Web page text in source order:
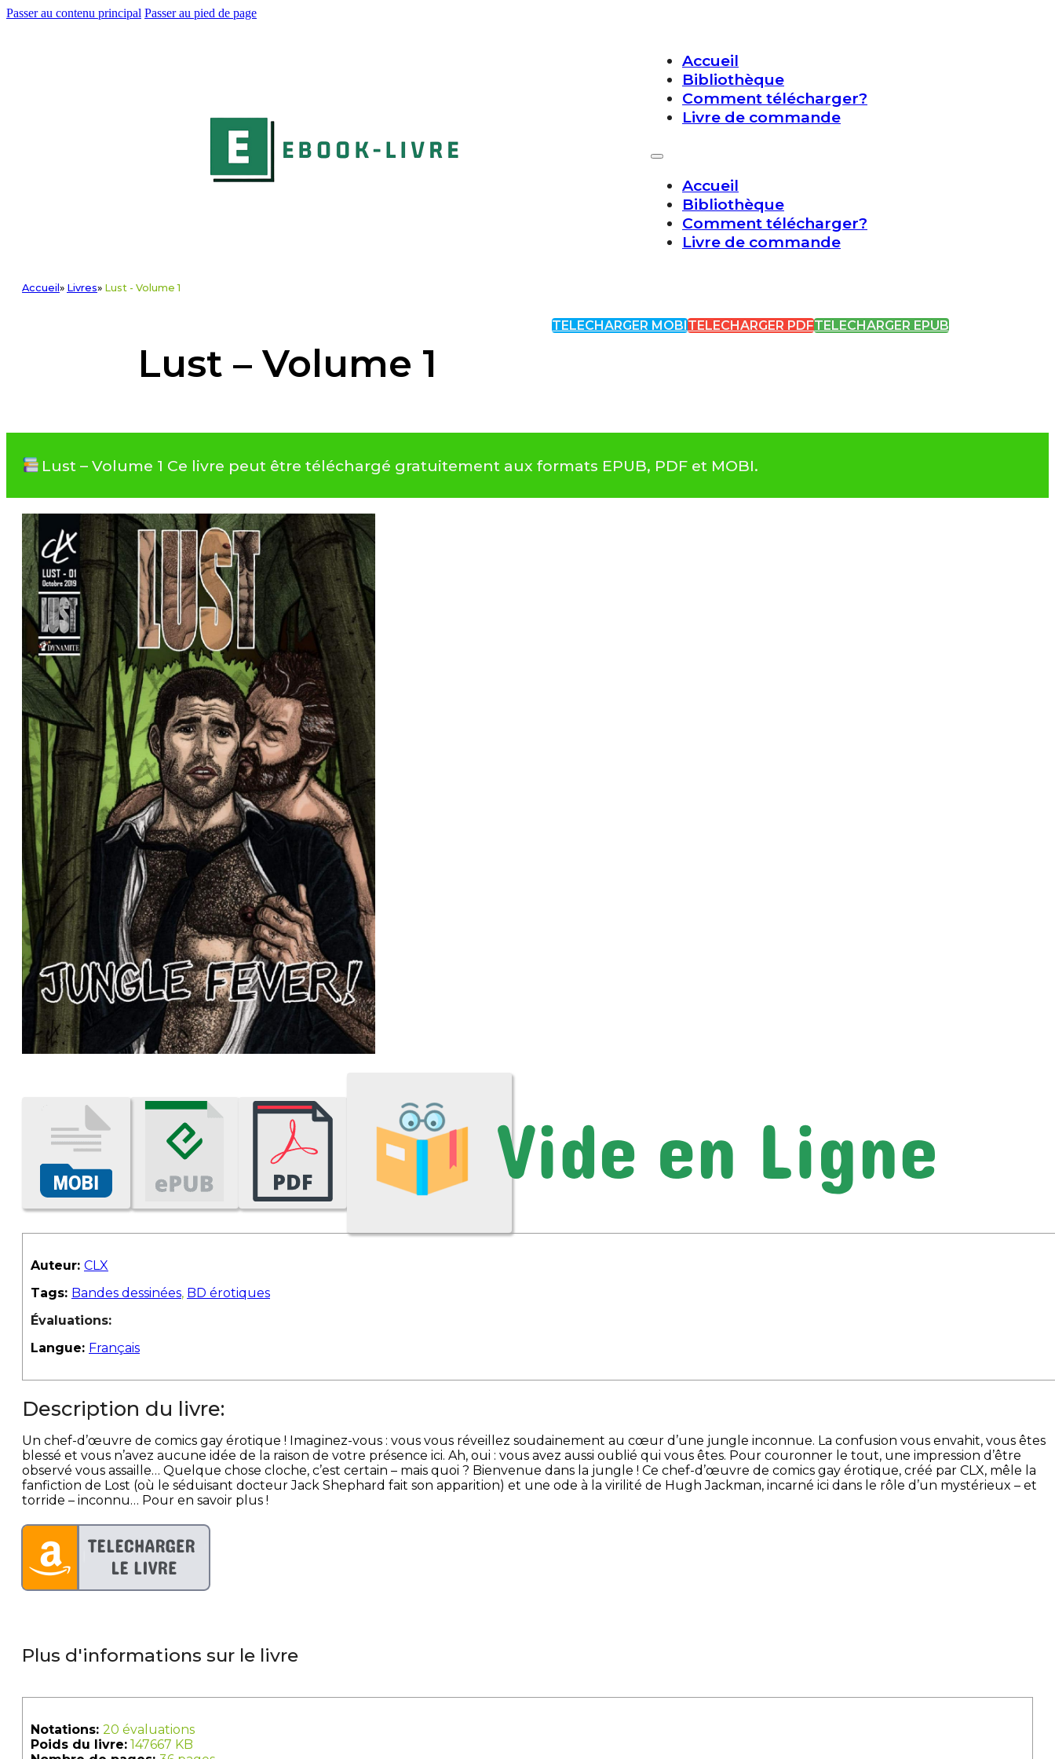
Passer au contenu principal Passer au pied de page
Accueil
Bibliothèque
Comment télécharger?
Livre de commande
Accueil
Bibliothèque
Comment télécharger?
Livre de commande
Accueil » Livres» Lust - Volume 1
Lust – Volume 1
TELECHARGER MOBITELECHARGER PDFTELECHARGER EPUB
Lust – Volume 1 Ce livre peut être téléchargé gratuitement aux formats EPUB, PDF et MOBI.
Auteur: CLX
Tags: Bandes dessinées, BD érotiques
Évaluations:
Langue: Français
Description du livre:
Un chef-d’œuvre de comics gay érotique ! Imaginez-vous : vous vous réveillez soudainement au cœur d’une jungle inconnue. La confusion vous envahit, vous êtes
blessé et vous n’avez aucune idée de la raison de votre présence ici. Ah, oui : vous avez aussi oublié qui vous êtes. Pour couronner le tout, une impression d’être
observé vous assaille… Quelque chose cloche, c’est certain – mais quoi ? Bienvenue dans la jungle ! Ce chef-d’œuvre de comics gay érotique, créé par CLX, mêle la
fanfiction de Lost (où le séduisant docteur Jack Shephard fait son apparition) et une ode à la virilité de Hugh Jackman, incarné ici dans le rôle d’un mystérieux – et
torride – inconnu… Pour en savoir plus !
Plus d'informations sur le livre
Notations: 20 évaluations
Poids du livre: 147667 KB